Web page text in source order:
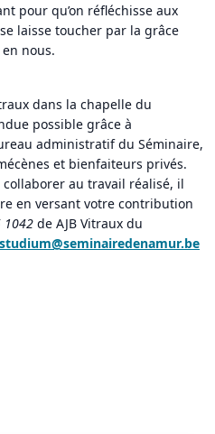
pour qu’on réfléchisse aux
laisse toucher par la grâce
nous.
dans la chapelle du
possible grâce à
administratif du Séminaire,
et bienfaiteurs privés.
collaborer au travail réalisé, il
en versant votre contribution
1042 de AJB Vitraux du
studium@seminairedenamur.be